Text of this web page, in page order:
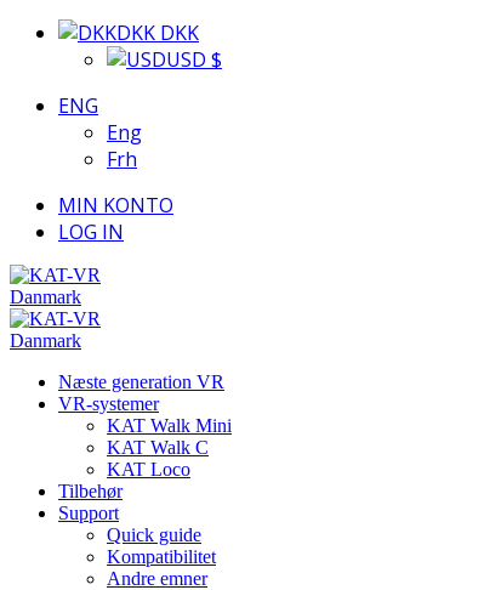
DKK DKK
USD $
ENG
Eng
Frh
MIN KONTO
LOG IN
Næste generation VR
VR-systemer
KAT Walk Mini
KAT Walk C
KAT Loco
Tilbehør
Support
Quick guide
Kompatibilitet
Andre emner